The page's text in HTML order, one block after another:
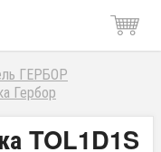
ГЕРБОР
Гербор
TOL1D1S